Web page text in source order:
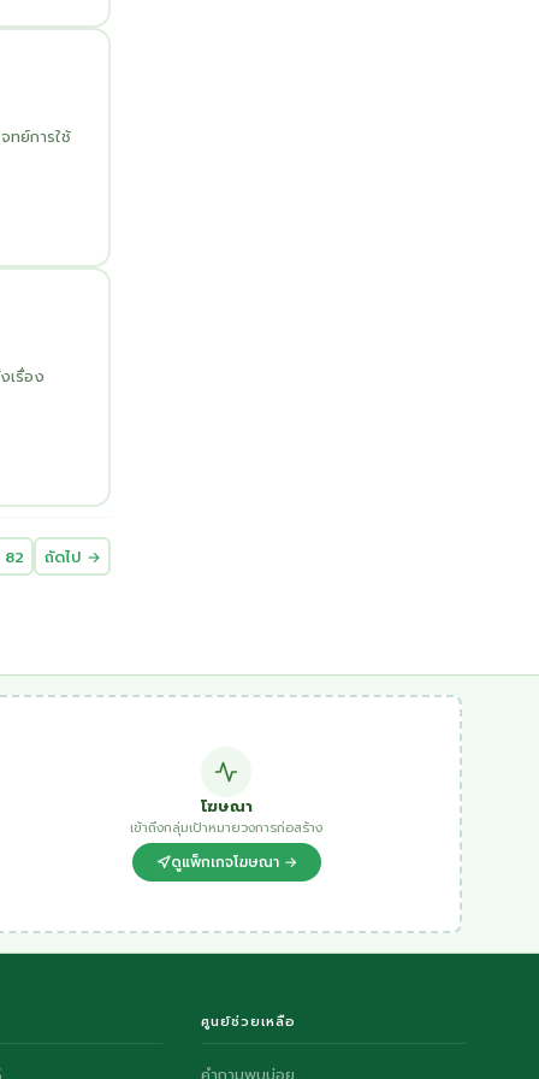
ทย์การใช้
เรื่อง
82 ถัดไป →
โฆษณา
เข้าถึงกลุ่มเป้าหมายวงการก่อสร้าง
ดูแพ็กเกจโฆษณา →
ศูนย์ช่วยเหลือ